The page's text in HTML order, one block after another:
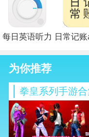
每日英语听力
app下载
日常记
费
为你推荐
拳皇系列手游